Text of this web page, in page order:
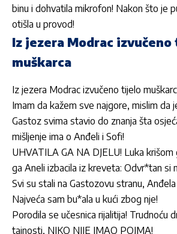
binu i dohvatila mikrofon! Nakon što je
otišla u provod!
Iz jezera Modrac
muškarca
Iz jezera Modrac izvučeno tijelo
Imam da kažem sve najgore, mislim da
Gastoz svima stavio do znanja šta
mišljenje ima o Anđeli i Sofi!
UHVATILA GA NA DJELU! Luka krišom
ga Aneli izbacila iz kreveta: Odvr*tan si
Svi su stali na Gastozovu stranu,
Najveća sam bu*ala u kući zbog nje!
Porodila se učesnica rijalitija! Trudnoću
tajnosti, NIKO NIJE IMAO POJMA!